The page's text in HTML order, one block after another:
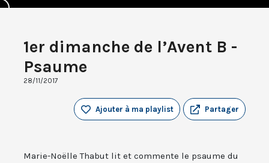
1er dimanche de l’Avent B -
Psaume
28/11/2017
Partager
Ajouter à ma playlist
Marie-Noëlle Thabut lit et commente le psaume du